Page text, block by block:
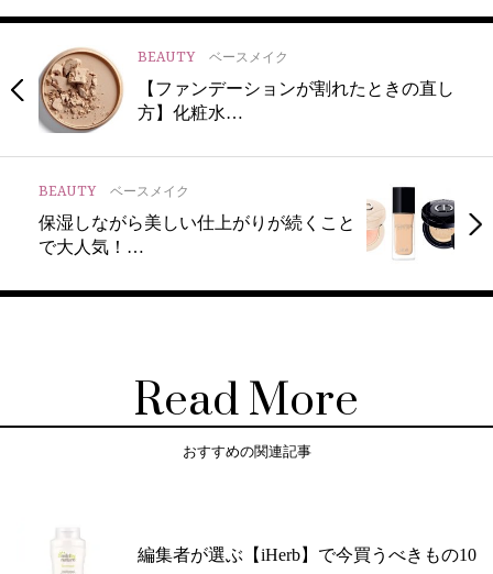
BEAUTY ベースメイク
【ファンデーションが割れたときの直し
方】化粧水…
BEAUTY ベースメイク
保湿しながら美しい仕上がりが続くこと
で大人気！…
Read More
おすすめの関連記事
編集者が選ぶ【iHerb】で今買うべきもの10